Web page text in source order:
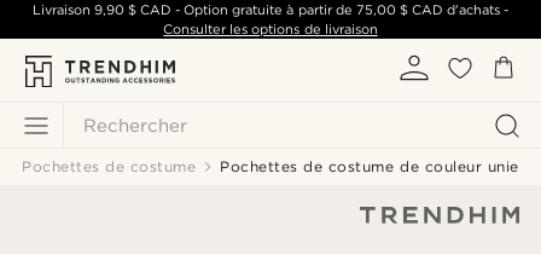
Rechercher
Livraison 9,90 $ CAD - Option gratuite à partir de 75,00 $ CAD d'achats -
Consulter les options de livraison
Pochettes de costume Pochettes de costume de couleur unie